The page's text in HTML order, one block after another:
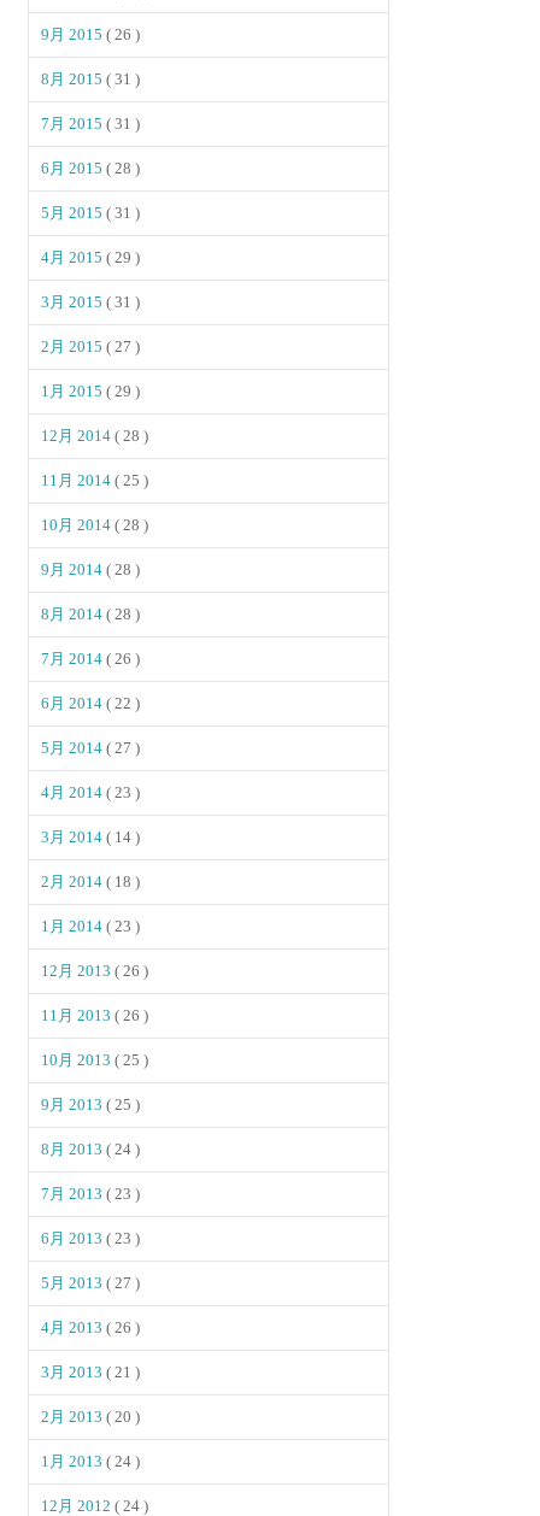
9月 2015( 26 )
8月 2015( 31 )
7月 2015( 31 )
6月 2015( 28 )
5月 2015( 31 )
4月 2015( 29 )
3月 2015( 31 )
2月 2015( 27 )
1月 2015( 29 )
12月 2014( 28 )
11月 2014( 25 )
10月 2014( 28 )
9月 2014( 28 )
8月 2014( 28 )
7月 2014( 26 )
6月 2014( 22 )
5月 2014( 27 )
4月 2014( 23 )
3月 2014( 14 )
2月 2014( 18 )
1月 2014( 23 )
12月 2013( 26 )
11月 2013( 26 )
10月 2013( 25 )
9月 2013( 25 )
8月 2013( 24 )
7月 2013( 23 )
6月 2013( 23 )
5月 2013( 27 )
4月 2013( 26 )
3月 2013( 21 )
2月 2013( 20 )
1月 2013( 24 )
12月 2012( 24 )